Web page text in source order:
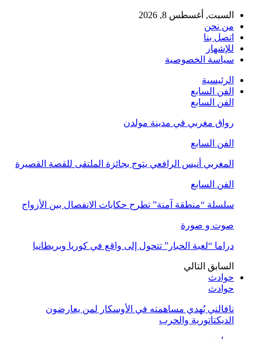
السبت, أغسطس 8, 2026
من نحن
اتصل بنا
للإشهار
سياسة الخصوصية
الرئيسية
الفن السابع
الفن السابع
رواق مغربي في مدينة مولدن
الفن السابع
المغربي أنيس الرافعي يتوج بجائزة الملتقى للقصة القصيرة
الفن السابع
سلسلة “منطقة آمنة” تطرح حكايات الانفصال بين الأزواج
صوت و صورة
دراما “لعبة الحبار” تتحول إلى واقع في كوريا وبريطانيا
السابق التالي
حوادث
حوادث
نافالني يُهدي مساهمته في الأوسكار لمن يعارضون
الديكتاتورية والحرب